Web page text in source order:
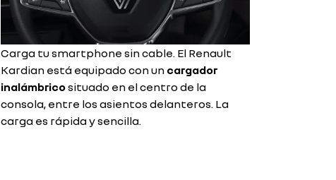
Carga tu smartphone sin cable. El Renault
Kardian está equipado con un cargador
inalámbricosituado en el centro de la
consola, entre los asientos delanteros. La
carga es rápida y sencilla.